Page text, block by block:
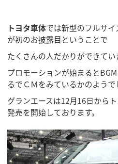
トヨタ車体では新型のフルサイ
が初のお披露目ということで
たくさんの人だかりができてい
プロモーションが始まると
るでＣＭをみているかのようで
グランエースは12月16日から
発売を開始しております。